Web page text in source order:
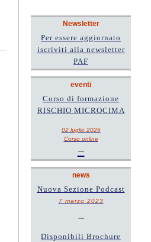
Newsletter
Per essere aggiornato
iscriviti alla newsletter
PAF
eventi
Corso di formazione
RISCHIO MICROCIMA
02 luglio 2026
Corso online
~
news
Nuova Sezione Podcast
7 marzo 2023
~
Disponibili Brochure